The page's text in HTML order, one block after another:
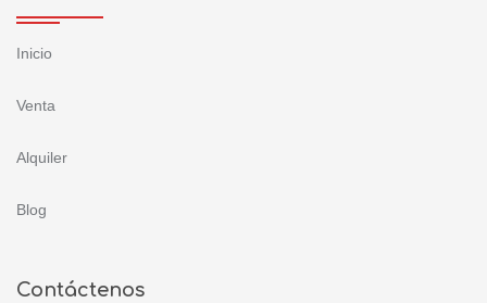
Inicio
Venta
Alquiler
Blog
Contáctenos